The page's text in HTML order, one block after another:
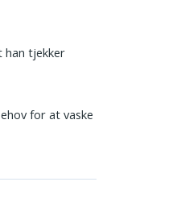
han tjekker
for at vaske